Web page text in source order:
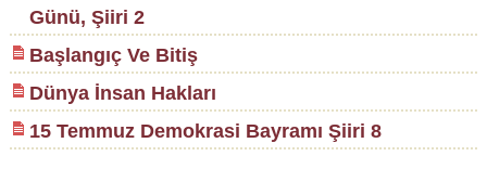
Günü, Şiiri 2
Başlangıç Ve Bitiş
Dünya İnsan Hakları
15 Temmuz Demokrasi Bayramı Şiiri 8